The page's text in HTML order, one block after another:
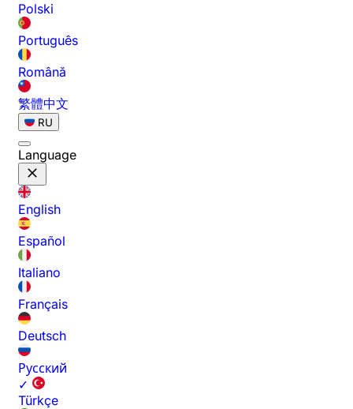
Polski
Português
Română
繁體中文
RU
Language
English
Español
Italiano
Français
Deutsch
Русский
✓
Türkçe